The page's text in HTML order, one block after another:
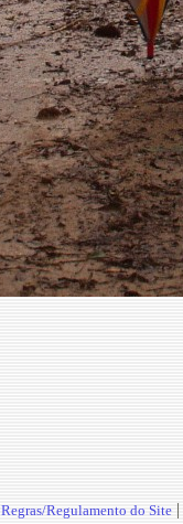
Regras/Regulamento do Site|